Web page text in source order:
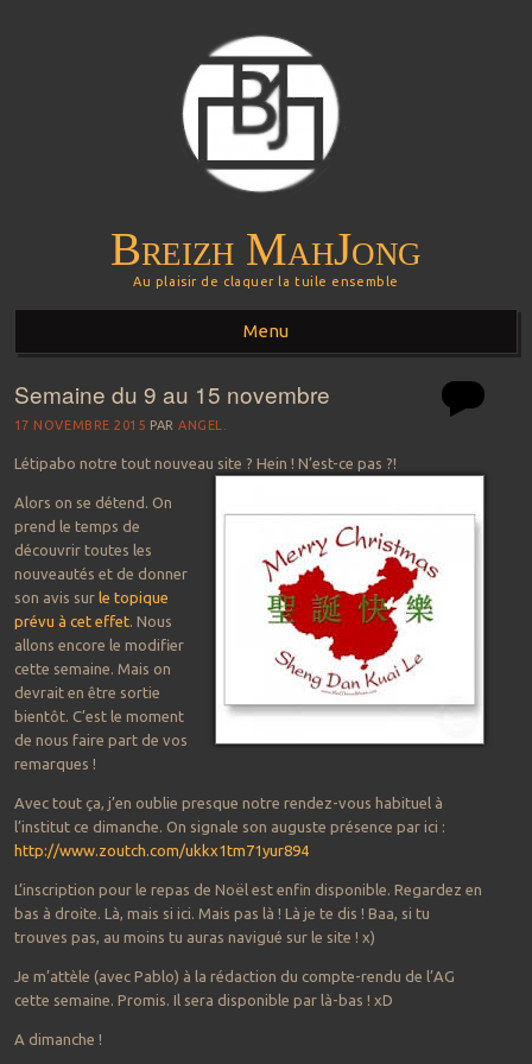
Breizh MahJong
Au plaisir de claquer la tuile ensemble
Menu
Aller au contenu principal
Semaine du 9 au 15 novembre
17 NOVEMBRE 2015 PARANGEL.
Létipabo notre tout nouveau site ? Hein ! N’est-ce pas ?!
Alors on se détend. On
prend le temps de
découvrir toutes les
nouveautés et de donner
son avis sur le topique
prévu à cet effet. Nous
allons encore le modifier
cette semaine. Mais on
devrait en être sortie
bientôt. C’est le moment
de nous faire part de vos
remarques !
Avec tout ça, j’en oublie presque notre rendez-vous habituel à
l’institut ce dimanche. On signale son auguste présence par ici :
http://www.zoutch.com/ukkx1tm71yur894
L’inscription pour le repas de Noël est enfin disponible. Regardez en
bas à droite. Là, mais si ici. Mais pas là ! Là je te dis ! Baa, si tu
trouves pas, au moins tu auras navigué sur le site ! x)
Je m’attèle (avec Pablo) à la rédaction du compte-rendu de l’AG
cette semaine. Promis. Il sera disponible par là-bas ! xD
A dimanche !